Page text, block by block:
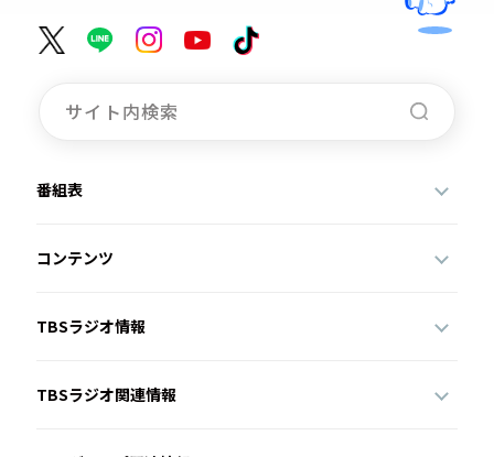
番組表
コンテンツ
TBSラジオ情報
TBSラジオ関連情報